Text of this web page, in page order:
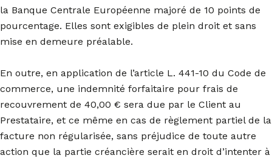
la Banque Centrale Européenne majoré de 10 points de
pourcentage. Elles sont exigibles de plein droit et sans
mise en demeure préalable.
En outre, en application de l’article L. 441-10 du Code de
commerce, une indemnité forfaitaire pour frais de
recouvrement de 40,00 € sera due par le Client au
Prestataire, et ce même en cas de règlement partiel de la
facture non régularisée, sans préjudice de toute autre
action que la partie créancière serait en droit d’intenter à